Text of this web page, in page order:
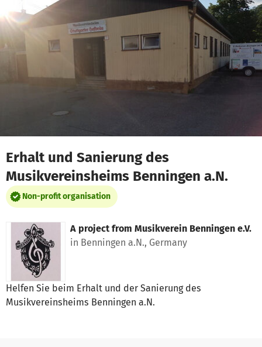
Skip to main content
Show accessibility statement
Erhalt und Sanierung des
Musikvereinsheims Benningen a.N.
Non-profit organisation
A project from Musikverein Benningen e.V.
in Benningen a.N., Germany
Helfen Sie beim Erhalt und der Sanierung des
Musikvereinsheims Benningen a.N.